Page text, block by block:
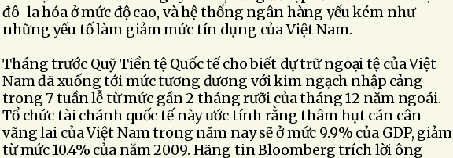
đô-la hóa ở mức độ cao, và hệ thống ngân hàng yếu kém như
những yếu tố làm giảm mức tín dụng của Việt Nam.
Tháng trước Quỹ Tiền tệ Quốc tế cho biết dự trữ ngoại tệ của Việt
Nam đã xuống tới mức tương đương với kim ngạch nhập cảng
trong 7 tuần lễ từ mức gần 2 tháng rưỡi của tháng 12 năm ngoái.
Tổ chức tài chánh quốc tế này ước tính rằng thâm hụt cán cân
vãng lai của Việt Nam trong năm nay sẽ ở mức 9.9% của GDP, giảm
từ mức 10.4% của năm 2009. Hãng tin Bloomberg trích lời ông